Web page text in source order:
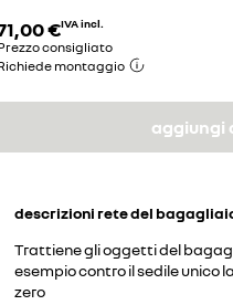
€IVA incl.
consigliato
montaggio
aggiungi
descrizioni rete del
Trattiene gli oggetti del
esempio contro il sedile unico
zero